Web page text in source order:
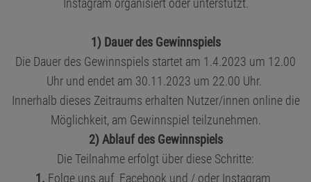
Instagram organisiert oder unterstützt.
1) Dauer des Gewinnspiels
Die Dauer des Gewinnspiels startet am 1.4.2023 um 12.00
Uhr und endet am 30.11.2023 um 22.00 Uhr.
Innerhalb dieses Zeitraums erhalten Nutzer/innen online die
Möglichkeit, am Gewinnspiel teilzunehmen.
2) Ablauf des Gewinnspiels
Die Teilnahme erfolgt über diese Schritte:
1. Folge uns auf Facebook und / oder Instagram